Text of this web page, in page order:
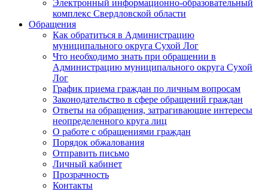
Электронный информационно-образовательный
комплекс Свердловской области
Обращения
Как обратиться в Администрацию
муниципального округа Сухой Лог
Что необходимо знать при обращении в
Администрацию муниципального округа Сухой
Лог
График приема граждан по личным вопросам
Законодательство в сфере обращений граждан
Ответы на обращения, затрагивающие интересы
неопределенного круга лиц
О работе с обращениями граждан
Порядок обжалования
Отправить письмо
Личный кабинет
Прозрачность
Контакты